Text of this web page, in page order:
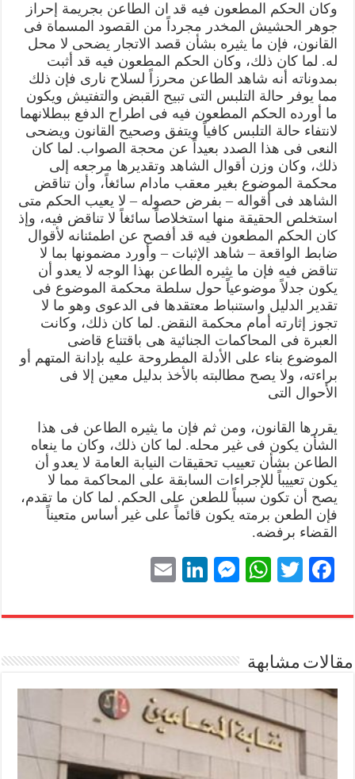
وكان الحكم المطعون فيه قد ان الطاعن بجريمة إحراز
جوهر الحشيش المخدر مجرداً من القصود المسماة فى
القانون، فإن ما يثيره بشأن قصد الاتجار يضحى لا محل
له. لما كان ذلك، وكان الحكم المطعون فيه قد أثبت
بمدوناته أنه شاهد الطاعن محرزاً لسلاح نارى فإن ذلك
مما يوفر حالة التلبس التى تبيح القبض والتفتيش ويكون
ما أورده الحكم المطعون فيه فى اطراح الدفع ببطلانهما
لانتفاء حالة التلبس كافياً ويتفق وصحيح القانون ويضحى
النعى فى هذا الصدد بعيداً عن محجة الصواب. لما كان
ذلك، وكان وزن أقوال الشاهد وتقديرها مرجعه إلى
محكمة الموضوع بغير معقب مادام سائغاً، وأن تناقض
الشاهد فى أقواله – بفرض حصوله – لا يعيب الحكم متى
استخلص الحقيقة منها استخلاصاً سائغاً لا تناقض فيه، وإذ
كان الحكم المطعون فيه قد أفصح عن اطمئنانه لأقوال
ضابط الواقعة – شاهد الإثبات – وأورد مضمونها بما لا
تناقض فيه فإن ما يثيره الطاعن بهذا الوجه لا يعدو أن
يكون جدلاً موضوعياً حول سلطة محكمة الموضوع فى
تقدير الدليل واستنباط معتقدها فى الدعوى وهو ما لا
تجوز إثارته أمام محكمة النقض. لما كان ذلك، وكانت
العبرة فى المحاكمات الجنائية هى باقتناع قاضى
الموضوع بناء على الأدلة المطروحة عليه بإدانة المتهم أو
براءته، ولا يصح مطالبته بالأخذ بدليل معين إلا فى
الأحوال التى
يقررها القانون، ومن ثم فإن ما يثيره الطاعن فى هذا
الشأن يكون فى غير محله. لما كان ذلك، وكان ما ينعاه
الطاعن بشأن تعييب تحقيقات النيابة العامة لا يعدو أن
يكون تعييباً للإجراءات السابقة على المحاكمة مما لا
يصح أن تكون سبباً للطعن على الحكم. لما كان ما تقدم،
فإن الطعن برمته يكون قائماً على غير أساس متعيناً
القضاء برفضه.
Fa
bo
T
tte
W
ts
pp
M
se
er
Li
ed
ail
مقالات مشابهة